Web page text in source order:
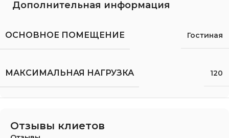
Дополнительная информация
ОСНОВНОЕ ПОМЕЩЕНИЕ Гостиная
МАКСИМАЛЬНАЯ НАГРУЗКА 120
Отзывы клиетов